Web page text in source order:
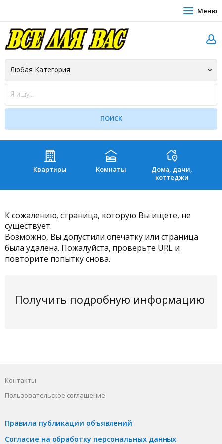
Меню
Квартиры Комнаты
Дома, дачи,
коттеджи
К сожалению, страница, которую Вы ищете, не
существует.
Возможно, Вы допустили опечатку или страница
была удалена. Пожалуйста, проверьте URL и
повторите попытку снова.
Получить подробную информацию
Контакты
Пользовательское соглашение
Правила публикации объявлений
Согласие на обработку персональных данных